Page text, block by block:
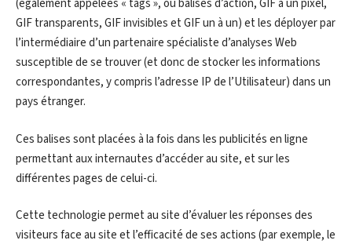
(également appelées « tags », ou balises d’action, GIF à un pixel,
GIF transparents, GIF invisibles et GIF un à un) et les déployer par
l’intermédiaire d’un partenaire spécialiste d’analyses Web
susceptible de se trouver (et donc de stocker les informations
correspondantes, y compris l’adresse IP de l’Utilisateur) dans un
pays étranger.
Ces balises sont placées à la fois dans les publicités en ligne
permettant aux internautes d’accéder au site, et sur les
différentes pages de celui-ci.
Cette technologie permet au site d’évaluer les réponses des
visiteurs face au site et l’efficacité de ses actions (par exemple, le